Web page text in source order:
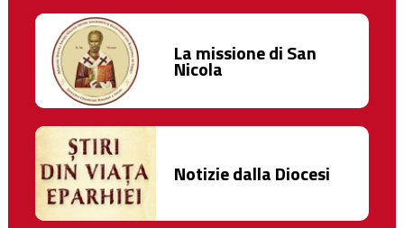
La missione di San
Nicola
Notizie dalla Diocesi